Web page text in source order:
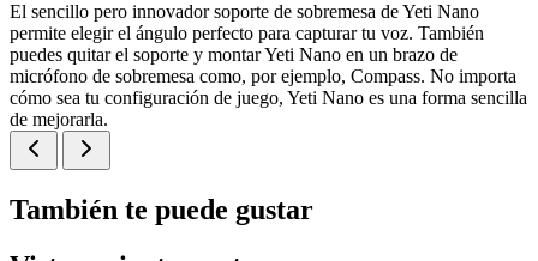
El sencillo pero innovador soporte de sobremesa de Yeti Nano
permite elegir el ángulo perfecto para capturar tu voz. También
puedes quitar el soporte y montar Yeti Nano en un brazo de
micrófono de sobremesa como, por ejemplo, Compass. No importa
cómo sea tu configuración de juego, Yeti Nano es una forma sencilla
de mejorarla.
También te puede gustar